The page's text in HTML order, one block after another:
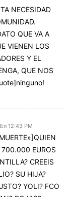
NECESIDAD
QUE VA A
VIENEN LOS
Y EL
QUE NOS
12:43 PM
700.000 EUROS
CREEIS
SU HIJA?
YOLI? FCO